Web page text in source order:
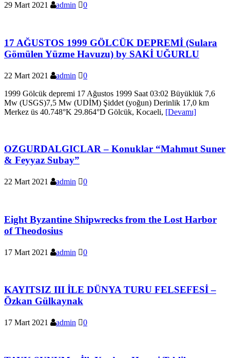
29 Mart 2021 admin 0
17 AĞUSTOS 1999 GÖLCÜK DEPREMİ (Sulara
Gömülen Yüzme Havuzu) by SAKİ UĞURLU
22 Mart 2021 admin 0
1999 Gölcük depremi 17 Ağustos 1999 Saat 03:02 Büyüklük 7,6
Mw (USGS)7,5 Mw (UDİM) Şiddet (yoğun) Derinlik 17,0 km
Merkez üs 40.748°K 29.864°D Gölcük, Kocaeli, [Devamı]
OZGURDALGICLAR – Konuklar “Mahmut Suner
& Feyyaz Subay”
22 Mart 2021 admin 0
Eight Byzantine Shipwrecks from the Lost Harbor
of Theodosius
17 Mart 2021 admin 0
KAYITSIZ III İLE DÜNYA TURU FELSEFESİ –
Özkan Gülkaynak
17 Mart 2021 admin 0